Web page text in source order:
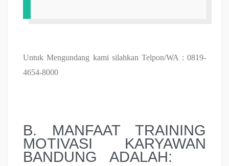
Untuk Mengundang kami silahkan Telpon/WA : 0819-
4654-8000
B. MANFAAT TRAINING
MOTIVASI KARYAWAN
BANDUNG ADALAH: